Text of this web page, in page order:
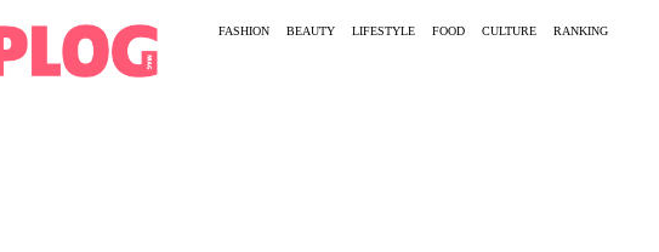
FASHION BEAUTY LIFESTYLE FOOD CULTURE RANKING